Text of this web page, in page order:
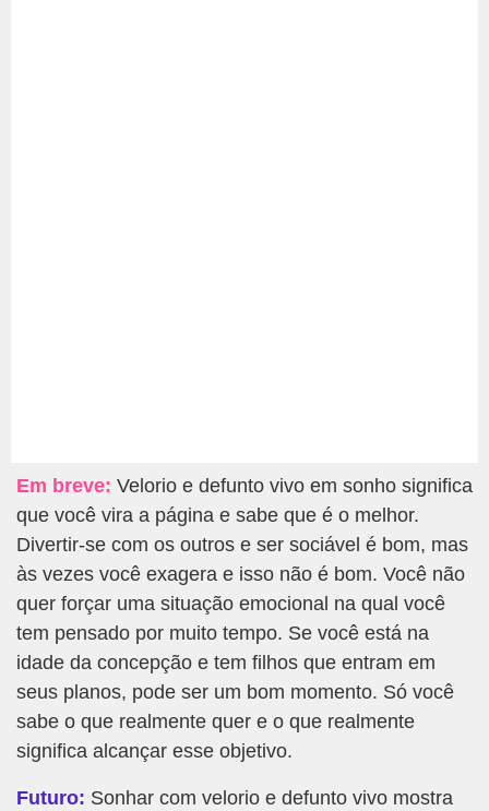
Em breve: Velorio e defunto vivo em sonho significa
que você vira a página e sabe que é o melhor.
Divertir-se com os outros e ser sociável é bom, mas
às vezes você exagera e isso não é bom. Você não
quer forçar uma situação emocional na qual você
tem pensado por muito tempo. Se você está na
idade da concepção e tem filhos que entram em
seus planos, pode ser um bom momento. Só você
sabe o que realmente quer e o que realmente
significa alcançar esse objetivo.
Futuro: Sonhar com velorio e defunto vivo mostra